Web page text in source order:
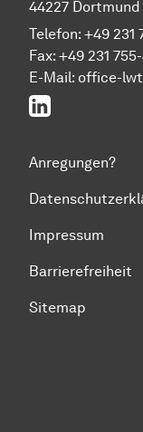
44227 Dortmund
Telefon: +49 231
Fax: +49 231
E-Mail: office-
LinkedIn
Anregungen?
Impressum
Barrierefreiheit
Sitemap